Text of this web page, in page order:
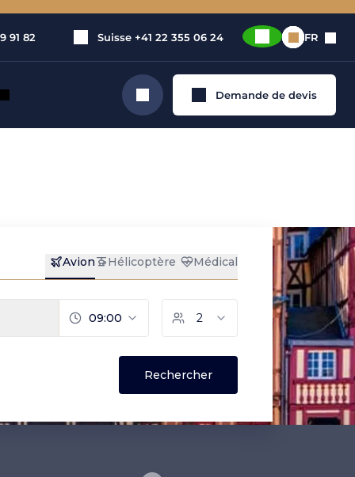
91 82 Suisse +41 22 355 06 24 FR
Rechercher Demande de devis